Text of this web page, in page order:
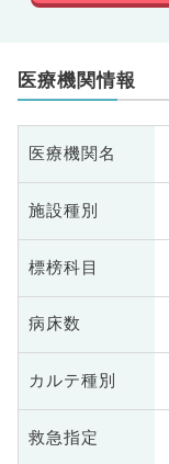
医療機関情報
医療機関名
施設種別
標榜科目
病床数
カルテ種別
救急指定